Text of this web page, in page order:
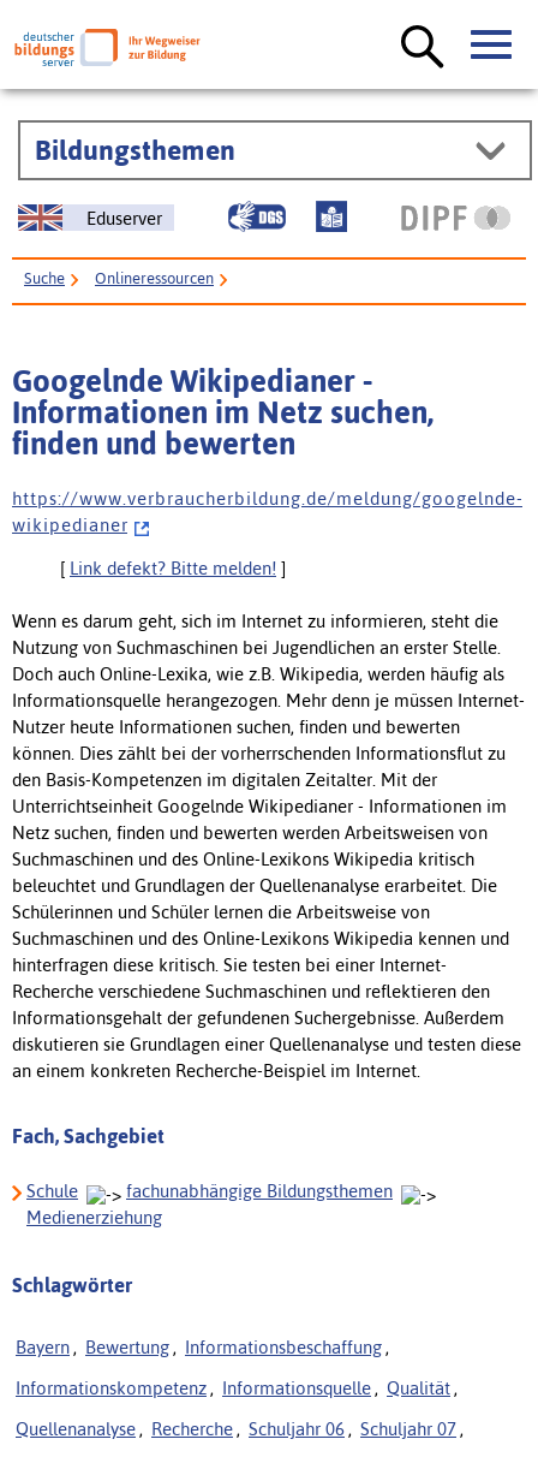
Bildungsthemen
Eduserver
Suche Onlineressourcen
Googelnde Wikipedianer -
Informationen im Netz suchen,
finden und bewerten
h t t p s : / / w w w . v e r b r a u c h e r b i l d u n g . d e / m e l d u n g / g o o g e l n d e -
w i k i p e d i a n e r
[ Link defekt? Bitte melden! ]
Wenn es darum geht, sich im Internet zu informieren, steht die
Nutzung von Suchmaschinen bei Jugendlichen an erster Stelle.
Doch auch Online-Lexika, wie z.B. Wikipedia, werden häufig als
Informationsquelle herangezogen. Mehr denn je müssen Internet-
Nutzer heute Informationen suchen, finden und bewerten
können. Dies zählt bei der vorherrschenden Informationsflut zu
den Basis-Kompetenzen im digitalen Zeitalter. Mit der
Unterrichtseinheit Googelnde Wikipedianer - Informationen im
Netz suchen, finden und bewerten werden Arbeitsweisen von
Suchmaschinen und des Online-Lexikons Wikipedia kritisch
beleuchtet und Grundlagen der Quellenanalyse erarbeitet. Die
Schülerinnen und Schüler lernen die Arbeitsweise von
Suchmaschinen und des Online-Lexikons Wikipedia kennen und
hinterfragen diese kritisch. Sie testen bei einer Internet-
Recherche verschiedene Suchmaschinen und reflektieren den
Informationsgehalt der gefundenen Suchergebnisse. Außerdem
diskutieren sie Grundlagen einer Quellenanalyse und testen diese
an einem konkreten Recherche-Beispiel im Internet.
Fach, Sachgebiet
Schule
fachunabhängige Bildungsthemen
Medienerziehung
Schlagwörter
Bayern , Bewertung , Informationsbeschaffung ,
Informationskompetenz , Informationsquelle , Qualität ,
Quellenanalyse , Recherche , Schuljahr 06 , Schuljahr 07 ,